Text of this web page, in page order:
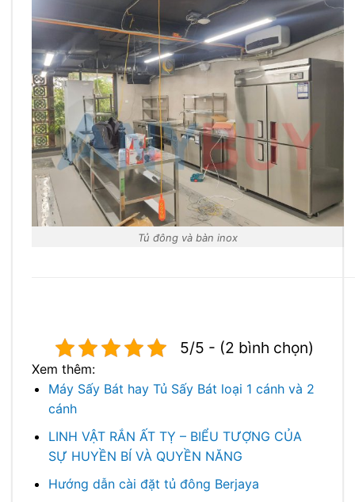
Tủ đông và bàn inox
5/5 - (2 bình chọn)
Xem thêm:
Máy Sấy Bát hay Tủ Sấy Bát loại 1 cánh và 2
cánh
LINH VẬT RẮN ẤT TỴ – BIỂU TƯỢNG CỦA
SỰ HUYỀN BÍ VÀ QUYỀN NĂNG
Hướng dẫn cài đặt tủ đông Berjaya